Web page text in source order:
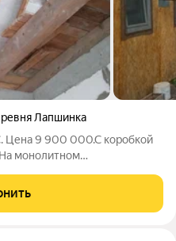
Лапшинка
Цена 9 900 000.С коробкой
монолитном
полом .В районе новой